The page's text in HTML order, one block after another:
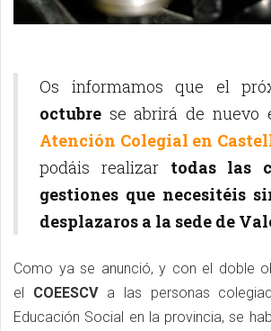
Os informamos que el
octubre se abrirá de nuevo
Atención Colegial en
podáis realizartodas las
gestiones que necesitéis
desplazaros a la sede de
Como ya se anunció, y con el doble
el COEESCVa las personas
Educación Social en la provincia, se